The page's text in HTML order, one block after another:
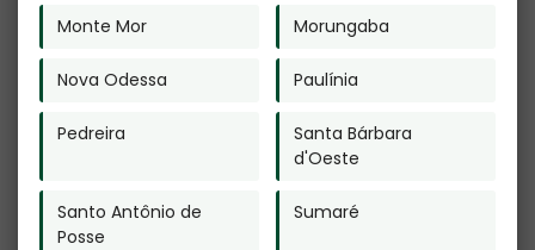
Monte Mor Morungaba
Nova Odessa Paulínia
Pedreira
Santa Bárbara
d'Oeste
Santo Antônio de
Posse
Sumaré